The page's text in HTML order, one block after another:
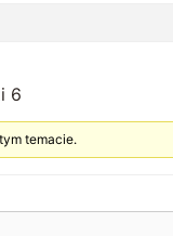
6
temacie.